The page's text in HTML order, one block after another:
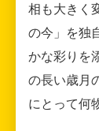
相も大きく
の今」を独
かな彩りを
の長い歳月
にとって何